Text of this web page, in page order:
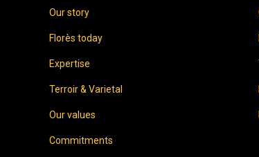
Our story
Florès today
Expertise
Terroir & Varietal
Our values
Commitments